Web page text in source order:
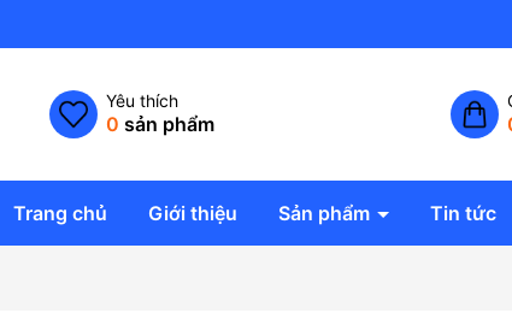
Yêu thích
0 sản phẩm
Trang chủ Giới thiệu Sản phẩm Tin tức